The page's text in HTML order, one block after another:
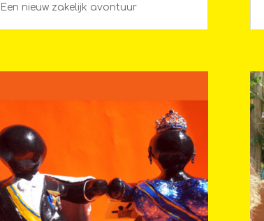
Een nieuw zakelijk avontuur